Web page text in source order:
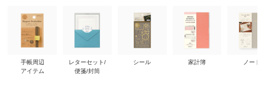
手帳周辺
アイテム
レターセット/
便箋/封筒
シール 家計簿 ノート